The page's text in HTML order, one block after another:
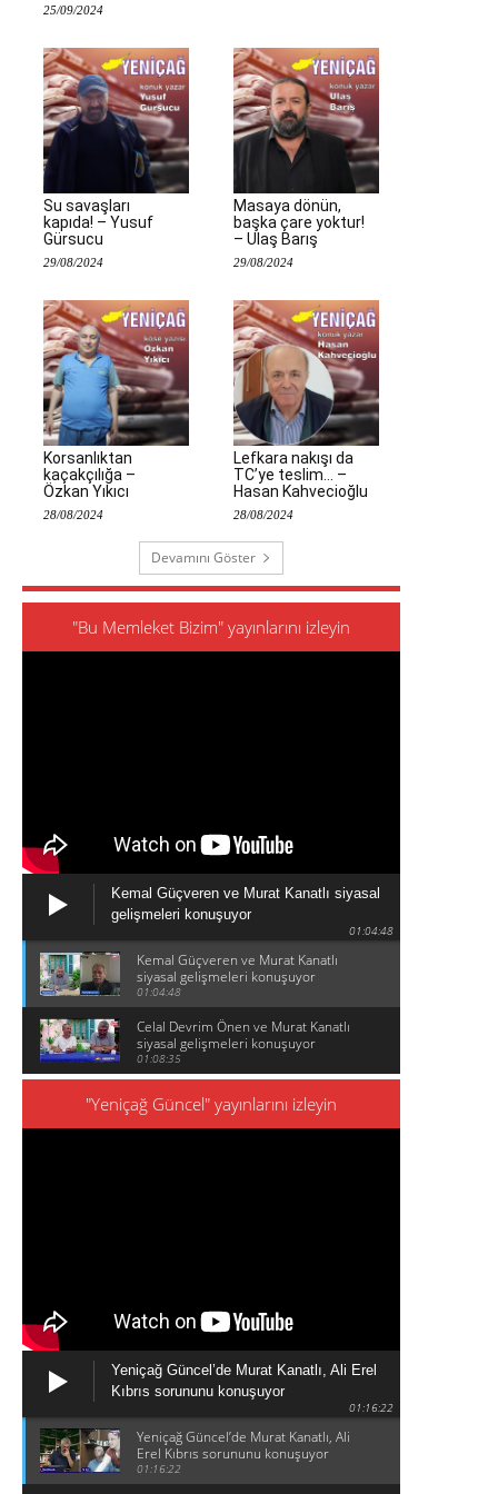
25/09/2024
Su savaşları
kapıda! – Yusuf
Gürsucu
29/08/2024
Masaya dönün,
başka çare yoktur!
– Ulaş Barış
29/08/2024
Korsanlıktan
kaçakçılığa –
Özkan Yıkıcı
28/08/2024
Lefkara nakışı da
TC’ye teslim… –
Hasan Kahvecioğlu
28/08/2024
Devamını Göster
"Bu Memleket Bizim" yayınlarını izleyin
Kemal Güçveren ve Murat Kanatlı siyasal
gelişmeleri konuşuyor
01:04:48
Kemal Güçveren ve Murat Kanatlı
siyasal gelişmeleri konuşuyor
01:04:48
Celal Devrim Önen ve Murat Kanatlı
siyasal gelişmeleri konuşuyor
01:08:35
"Yeniçağ Güncel" yayınlarını izleyin
Yeniçağ Güncel’de Murat Kanatlı, Ali Erel
Kıbrıs sorununu konuşuyor
01:16:22
Yeniçağ Güncel’de Murat Kanatlı, Ali
Erel Kıbrıs sorununu konuşuyor
01:16:22